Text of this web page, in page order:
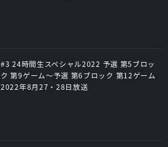
#3 24時間生スペシャル2022 予選 第5ブロッ
ク 第9ゲーム～予選 第6ブロック 第12ゲーム
2022年8月27・28日放送